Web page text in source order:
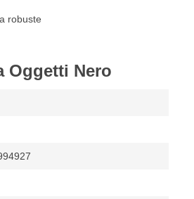
robuste
Oggetti Nero